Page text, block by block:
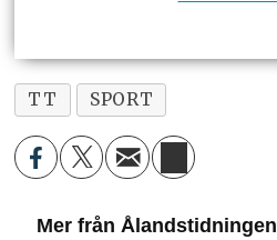
TT SPORT